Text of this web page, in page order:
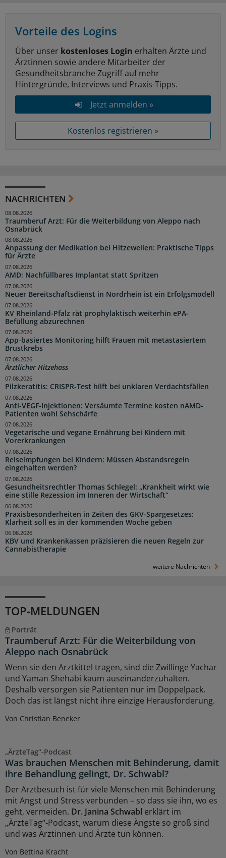
Vorteile des Logins
Über unser kostenloses Login erhalten Ärzte und
Ärztinnen sowie andere Mitarbeiter der
Gesundheitsbranche Zugriff auf mehr
Hintergründe, Interviews und Praxis-Tipps.
Jetzt anmelden »
Kostenlos registrieren »
NACHRICHTEN
Traumberuf Arzt: Für die Weiterbildung von Aleppo nach
Osnabrück
08.08.2026
Anpassung der Medikation bei Hitzewellen: Praktische Tipps
für Ärzte
08.08.2026
AMD: Nachfüllbares Implantat statt Spritzen
07.08.2026
Neuer Bereitschaftsdienst in Nordrhein ist ein Erfolgsmodell
07.08.2026
KV Rheinland-Pfalz rät prophylaktisch weiterhin ePA-
Befüllung abzurechnen
07.08.2026
App-basiertes Monitoring hilft Frauen mit metastasiertem
Brustkrebs
07.08.2026
Ärztlicher Hitzehass
07.08.2026
Pilzkeratitis: CRISPR-Test hilft bei unklaren Verdachtsfällen
07.08.2026
Anti-VEGF-Injektionen: Versäumte Termine kosten nAMD-
Patienten wohl Sehschärfe
07.08.2026
Vegetarische und vegane Ernährung bei Kindern mit
Vorerkrankungen
07.08.2026
Reiseimpfungen bei Kindern: Müssen Abstandsregeln
eingehalten werden?
07.08.2026
Gesundheitsrechtler Thomas Schlegel: „Krankheit wirkt wie
eine stille Rezession im Inneren der Wirtschaft“
07.08.2026
Praxisbesonderheiten in Zeiten des GKV-Spargesetzes:
Klarheit soll es in der kommenden Woche geben
06.08.2026
KBV und Krankenkassen präzisieren die neuen Regeln zur
Cannabistherapie
06.08.2026
weitere Nachrichten
TOP-MELDUNGEN
Porträt
Traumberuf Arzt: Für die Weiterbildung von
Aleppo nach Osnabrück
Wenn sie den Arztkittel tragen, sind die Zwillinge Yachar
und Yaman Shehabi kaum auseinanderzuhalten.
Deshalb versorgen sie Patienten nur im Doppelpack.
Doch das ist längst nicht ihre einzige Herausforderung.
Von Christian Beneker
„ÄrzteTag“-Podcast
Was brauchen Menschen mit Behinderung, damit
ihre Behandlung gelingt, Dr. Schwabl?
Der Arztbesuch ist für viele Menschen mit Behinderung
mit Angst und Stress verbunden – so dass sie ihn, wo es
geht, vermeiden. Dr. Janina Schwabl erklärt im
„ÄrzteTag“-Podcast, warum diese Ängste so groß sind
und was Ärztinnen und Ärzte tun können.
Von Bettina Kracht